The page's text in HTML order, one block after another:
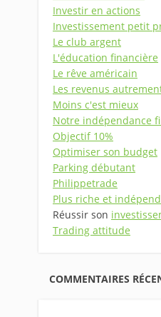
Investir en actions
Investissement petit
Le club argent
L'éducation financière
Le rêve américain
Les revenus
Moins c'est mieux
Notre indépendance
Objectif 10%
Optimiser son budget
Parking débutant
Philippetrade
Plus riche et
Réussir son
Trading attitude
COMMENTAIRES